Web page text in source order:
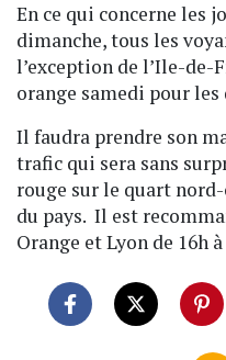
En ce qui concerne les
dimanche, tous les
l’exception de l’Ile-de-
orange samedi pour les
Il faudra prendre son
trafic qui sera sans
rouge sur le quart
du pays. Il est
Orange et Lyon de 16h à